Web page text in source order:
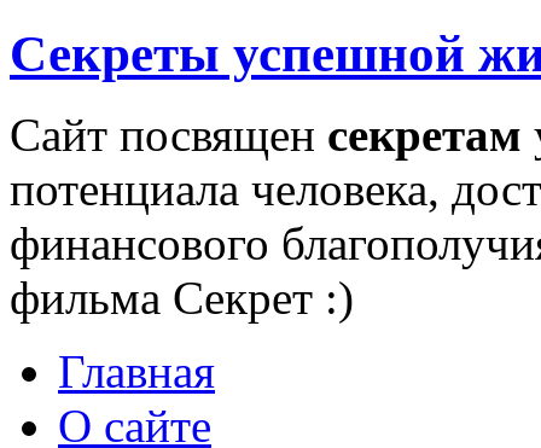
Секреты успешной
Сайт посвящен секретам
потенциала человека,
финансового
фильма Секрет :)
Главная
О сайте